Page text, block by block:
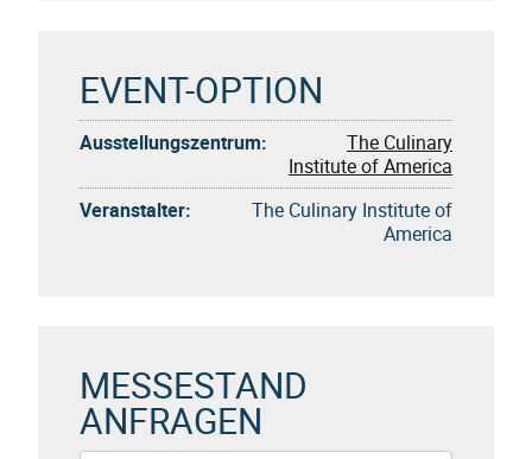
EVENT-OPTION
Ausstellungszentrum:
The Culinary
Institute of America
Veranstalter:
The Culinary Institute of
America
MESSESTAND
ANFRAGEN